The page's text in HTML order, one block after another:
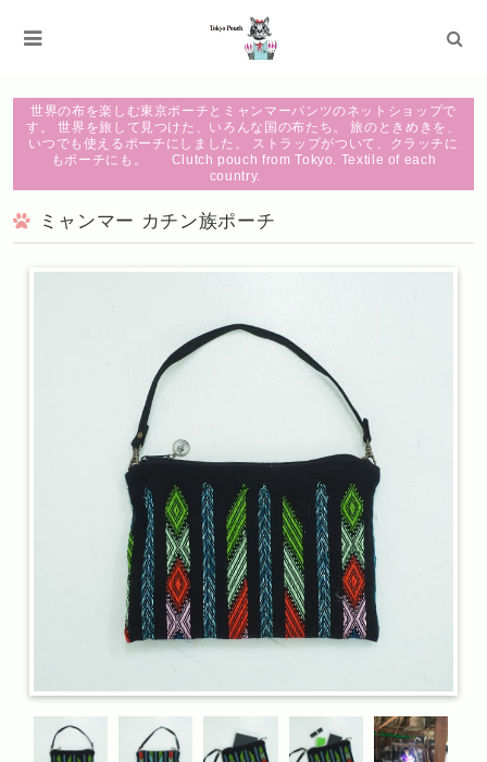
世界の布を楽しむ東京ポーチとミャンマーパンツのネットショップで
す。 世界を旅して見つけた、いろんな国の布たち。 旅のときめきを、
いつでも使えるポーチにしました。 ストラップがついて、クラッチに
もポーチにも。 Clutch pouch from Tokyo. Textile of each
country.
ミャンマー カチン族ポーチ